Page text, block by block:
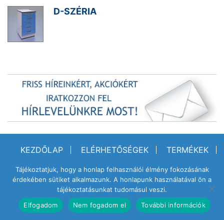
D-SZÉRIA
KEZDŐLAP ELÉRHETŐSÉGEK
TERMÉKEK
IMPRESSZUM
Tájékoztatjuk, hogy a honlap felhasználói élmény fokozásának
érdekében sütiket alkalmazunk. A honlapunk használatával ön a
tájékoztatásunkat tudomásul veszi.
Elfogadom
Nem fogadom el További információk